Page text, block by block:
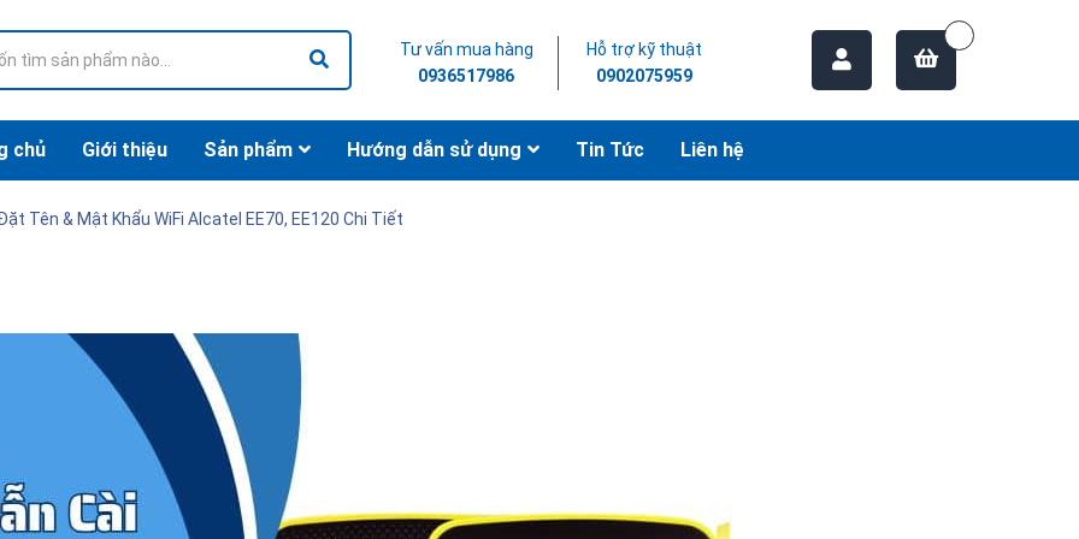
Tư vấn mua hàng
0936517986
Hỗ trợ kỹ thuật
0902075959
chủ Giới thiệu Sản phẩm Hướng dẫn sử dụng Tin Tức Liên hệ
Tên & Mật Khẩu WiFi Alcatel EE70, EE120 Chi Tiết